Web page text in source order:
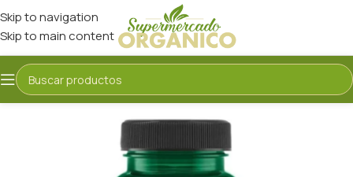
Skip to navigation
Skip to main content